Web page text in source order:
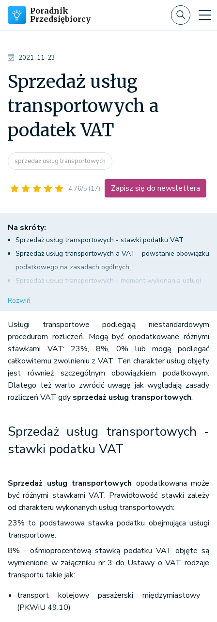
Poradnik
Przedsiębiorcy
2021-11-23
Sprzedaż usług
transportowych a
podatek VAT
sprzedaż usług transportowych
4.76/5 (17) Zapisz się do newslettera
Na skróty:
Sprzedaż usług transportowych - stawki podatku VAT
Sprzedaż usług transportowych a VAT - powstanie obowiązku
podatkowego na zasadach ogólnych
Sprzedaż usług transportowych - moment wykonania usługi
Wystawienie faktury za usługi transportowe
Wystawienie faktury za usługi transportowe przed ich
wykonaniem
Rozwiń
Usługi transportowe podlegają niestandardowym
procedurom rozliczeń. Mogą być opodatkowane różnymi
stawkami VAT: 23%, 8%, 0% lub mogą podlegać
całkowitemu zwolnieniu z VAT. Ten charakter usług objęty
jest również szczególnym obowiązkiem podatkowym.
Dlatego też warto zwrócić uwagę jak wyglądają zasady
rozliczeń VAT gdy sprzedaż usług transportowych.
Sprzedaż usług transportowych -
stawki podatku VAT
Sprzedaż usług transportowych opodatkowana może
być różnymi stawkami VAT. Prawidłowość stawki zależy
od charakteru wykonanych usług transportowych:
23% to podstawowa stawka podatku obejmująca usługi
transportowe.
8% - ośmioprocentową stawką podatku VAT objęte są
wymienione w załączniku nr 3 do Ustawy o VAT rodzaje
transportu takie jak:
transport kolejowy pasażerski międzymiastowy
(PKWiU 49.10)